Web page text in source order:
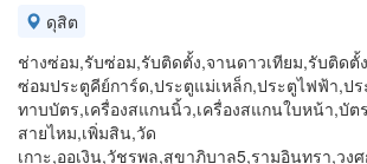
ดุสิต
ช่างซ่อม,รับซ่อม,รับติดตั้ง,จานดาวเทียม,รับติดตั้
ซ่อมประตูคีย์การ์ด,ประตูแม่เหล็ก,ประตูไฟฟ้า,ปร
ทาบบัตร,เครื่องสแกนนิ้ว,เครื่องสแกนใบหน้า,บัต
สายไหม,เพิ่มสิน,วัด
เกาะ,ออเงิน,วัชรพล,สุขาภิบาล5,รามอินทรา,วง